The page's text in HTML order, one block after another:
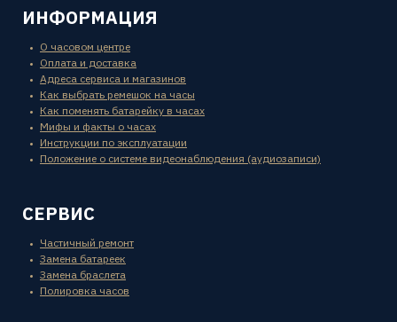
ИНФОРМАЦИЯ
О часовом центре
Оплата и доставка
Адреса сервиса и магазинов
Как выбрать ремешок на часы
Как поменять батарейку в часах
Мифы и факты о часах
Инструкции по эксплуатации
Положение о системе видеонаблюдения (аудиозаписи)
СЕРВИС
Частичный ремонт
Замена батареек
Замена браслета
Полировка часов